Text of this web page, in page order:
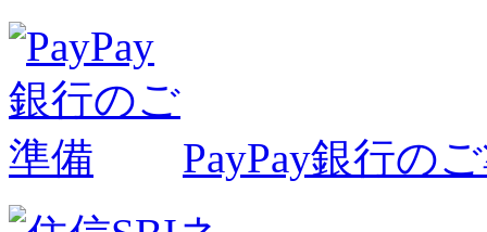
PayPay銀行の